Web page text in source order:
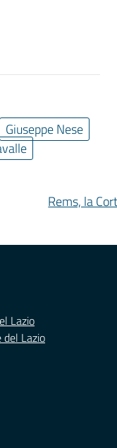
Giuseppe Nese
Rems, la
Lazio
del Lazio